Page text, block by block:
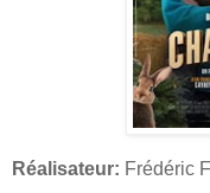
Réalisateur: Frédéric